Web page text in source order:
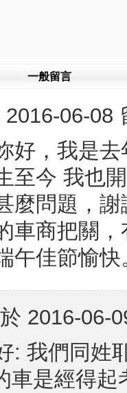
一般留言
2016-06-08
好，我是
至今 我也
麼問題，
車商把關
午佳節愉快
於 2016-06-
: 我們同姓
車是經得